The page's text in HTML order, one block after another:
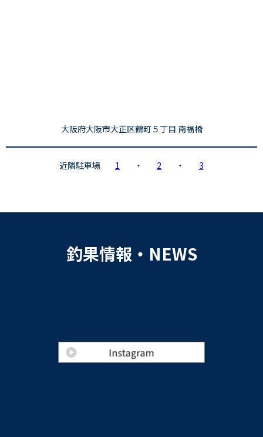
大阪府大阪市大正区鶴町５丁目 南福橋
近隣駐車場 1 ・ 2 ・ 3
釣果情報・NEWS